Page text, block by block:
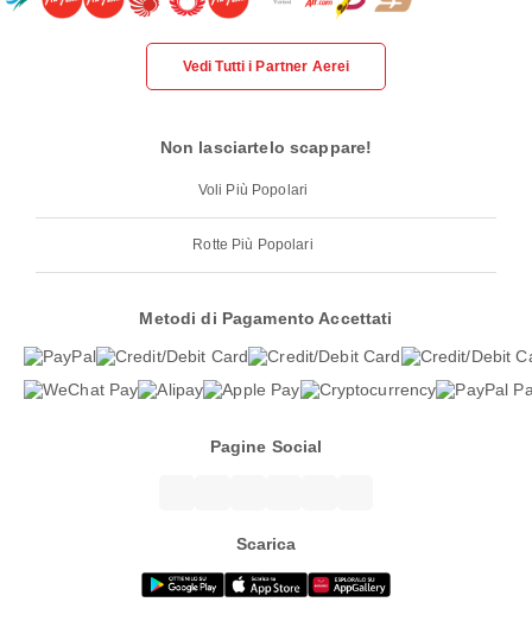
Vedi Tutti i Partner Aerei
Non lasciartelo scappare!
Voli Più Popolari
Rotte Più Popolari
Metodi di Pagamento Accettati
Pagine Social
Scarica